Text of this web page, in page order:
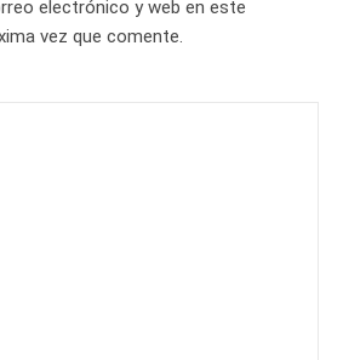
electrónico y web en este
vez que comente.